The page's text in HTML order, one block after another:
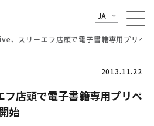
JA
、スリーエフ店頭で電子書籍専用プリペ
2013.11.22
店頭で電子書籍専用プリペ
始